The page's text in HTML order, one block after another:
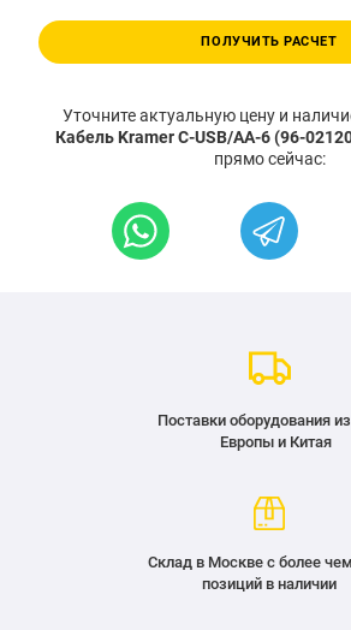
ПОЛУЧИТЬ РАСЧЕТ
Уточните актуальную цену и
Кабель Kramer C-USB/AA-6 (96-
прямо сейчас:
Поставки оборудования
Европы и Китая
Склад в Москве с более
позиций в наличии